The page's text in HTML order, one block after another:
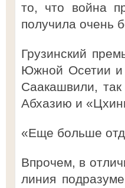
то, что война
получила очень
Грузинский
Южной Осетии и
Саакашвили,
Абхазию и
«Еще больше
Впрочем, в
линия